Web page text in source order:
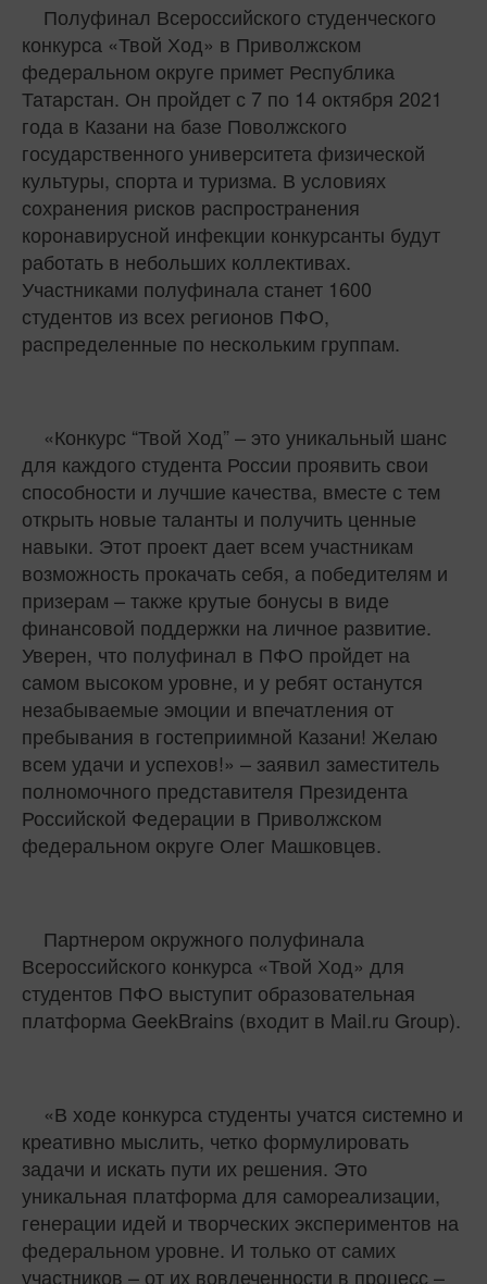
Полуфинал Всероссийского студенческого
конкурса «Твой Ход» в Приволжском
федеральном округе примет Республика
Татарстан. Он пройдет с 7 по 14 октября 2021
года в Казани на базе Поволжского
государственного университета физической
культуры, спорта и туризма. В условиях
сохранения рисков распространения
коронавирусной инфекции конкурсанты будут
работать в небольших коллективах.
Участниками полуфинала станет 1600
студентов из всех регионов ПФО,
распределенные по нескольким группам.
«Конкурс “Твой Ход” – это уникальный шанс
для каждого студента России проявить свои
способности и лучшие качества, вместе с тем
открыть новые таланты и получить ценные
навыки. Этот проект дает всем участникам
возможность прокачать себя, а победителям и
призерам – также крутые бонусы в виде
финансовой поддержки на личное развитие.
Уверен, что полуфинал в ПФО пройдет на
самом высоком уровне, и у ребят останутся
незабываемые эмоции и впечатления от
пребывания в гостеприимной Казани! Желаю
всем удачи и успехов!» – заявил заместитель
полномочного представителя Президента
Российской Федерации в Приволжском
федеральном округе Олег Машковцев.
Партнером окружного полуфинала
Всероссийского конкурса «Твой Ход» для
студентов ПФО выступит образовательная
платформа GeekBrains (входит в Mail.ru Group).
«В ходе конкурса студенты учатся системно и
креативно мыслить, четко формулировать
задачи и искать пути их решения. Это
уникальная платформа для самореализации,
генерации идей и творческих экспериментов на
федеральном уровне. И только от самих
участников – от их вовлеченности в процесс –